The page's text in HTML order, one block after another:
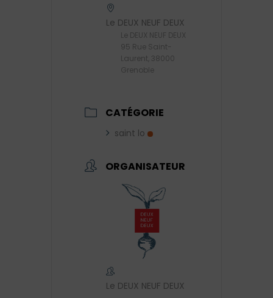
Le DEUX NEUF DEUX
Le DEUX NEUF DEUX
95 Rue Saint-
Laurent, 38000
Grenoble
CATÉGORIE
saint lo
ORGANISATEUR
Le DEUX NEUF DEUX